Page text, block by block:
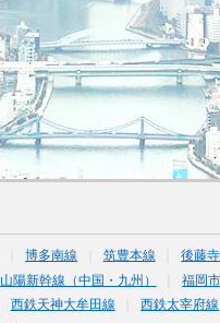
博多南線 筑豊本線 後藤
山陽新幹線（中国・九州） 福岡
西鉄天神大牟田線 西鉄太宰府線